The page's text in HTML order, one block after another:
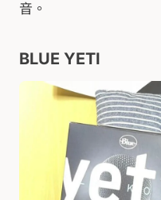
音。
BLUE YETI